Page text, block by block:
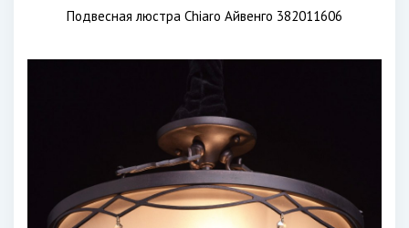
Подвесная люстра Chiaro Айвенго 382011606